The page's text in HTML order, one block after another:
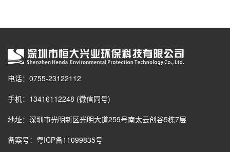
电话：0755-23122112
手机：13416112248 (微信同号)
地址：深圳市光明新区光明大道259号南太云创谷5栋7层
备案号： 粤ICP备11099835号